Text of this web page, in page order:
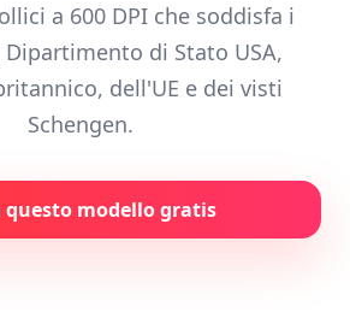
a 600 DPI che soddisfa i
di Stato USA,
dell'UE e dei visti
Schengen.
questo modello gratis